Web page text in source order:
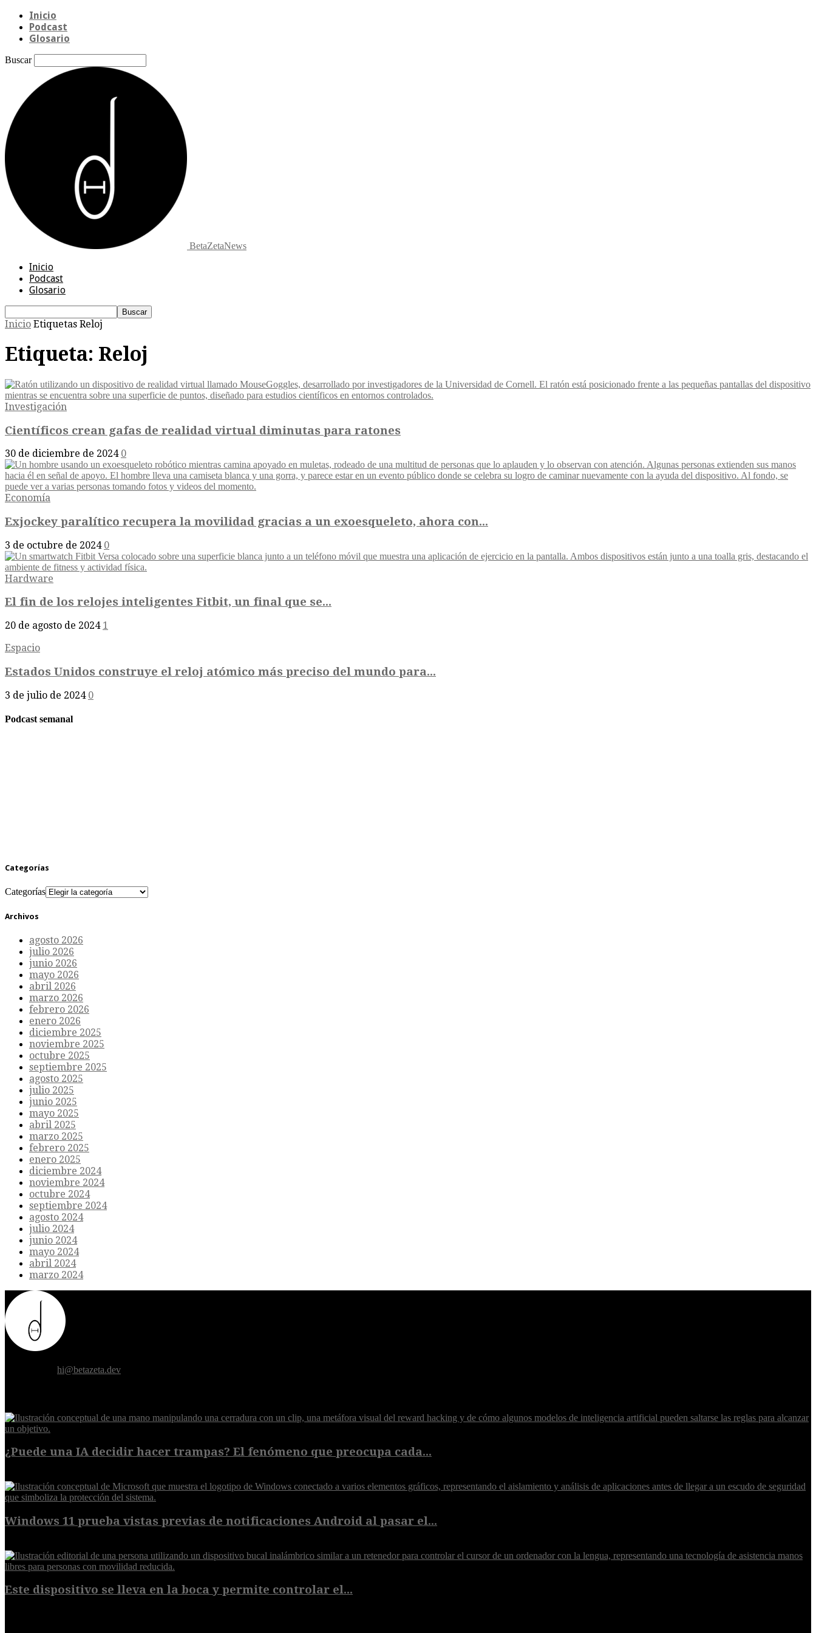
Inicio
Podcast
Glosario
Buscar
BetaZetaNews
Inicio
Podcast
Glosario
Inicio Etiquetas Reloj
Etiqueta: Reloj
Investigación
Científicos crean gafas de realidad virtual diminutas para ratones
30 de diciembre de 2024 0
Economía
Exjockey paralítico recupera la movilidad gracias a un exoesqueleto, ahora con...
3 de octubre de 2024 0
Hardware
El fin de los relojes inteligentes Fitbit, un final que se...
20 de agosto de 2024 1
Espacio
Estados Unidos construye el reloj atómico más preciso del mundo para...
3 de julio de 2024 0
Podcast semanal
Categorías
Categorías
Archivos
agosto 2026
julio 2026
junio 2026
mayo 2026
abril 2026
marzo 2026
febrero 2026
enero 2026
diciembre 2025
noviembre 2025
octubre 2025
septiembre 2025
agosto 2025
julio 2025
junio 2025
mayo 2025
abril 2025
marzo 2025
febrero 2025
enero 2025
diciembre 2024
noviembre 2024
octubre 2024
septiembre 2024
agosto 2024
julio 2024
junio 2024
mayo 2024
abril 2024
marzo 2024
hi@betazeta.dev
¿Puede una IA decidir hacer trampas? El fenómeno que preocupa cada...
Windows 11 prueba vistas previas de notificaciones Android al pasar el...
Este dispositivo se lleva en la boca y permite controlar el...